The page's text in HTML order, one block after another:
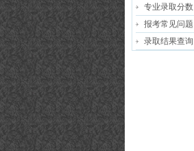
专业录取分数
报考常见问题
录取结果查询